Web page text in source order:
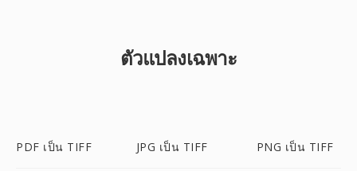
ตัวแปลงเฉพาะ
PDF เป็น TIFF JPG เป็น TIFF PNG เป็น TIFF